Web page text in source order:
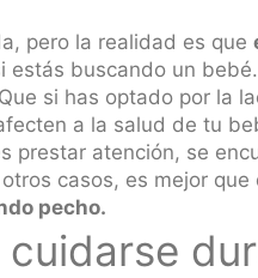
pero la realidad es que
estás buscando un bebé.
si has optado por la
a la salud de tu
prestar atención, se
casos, es mejor
pecho.